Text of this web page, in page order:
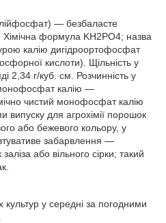
— безбаласте
формула KH2PO4; назва
калію дигідроортофосфат
кислоти). Щільність у
2,34 г/куб. см. Розчинність у
монофосфат калію —
чистий монофосфат калію
для агрохімії порошок
або бежевого кольору, у
забарвлення —
або вільного сірки; такий
у середні за погодними